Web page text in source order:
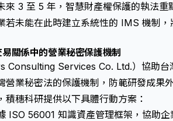
來 3 至 5 年， 智慧財產權保護的執法重
若未能在此時建立系統性的 IMS 機制
關係中的營業秘密保護機制
Consulting Services Co. Ltd.）協助台
營業秘密法的保護機制，防範研發成果
穗科研提供以下具體行動方案：
ISO 56001 知識資產管理框架，協助